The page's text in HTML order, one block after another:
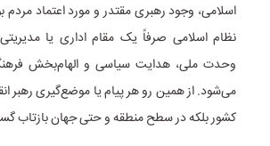
اسلامی، وجود رهبری مقتدر و مورد اعتماد
نظام اسلامی صرفاً یک مقام اداری یا
وحدت ملی، هدایت سیاسی و الهام‌بخش
می‌شود. از همین رو هر پیام یا موضع‌گیری رهبر
کشور بلکه در سطح منطقه و حتی جهان بازتاب